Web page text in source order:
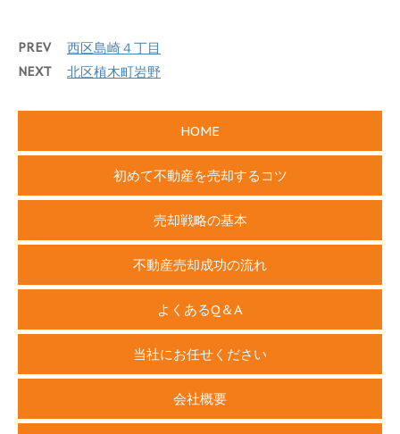
PREV 西区島崎４丁目
NEXT 北区植木町岩野
HOME
初めて不動産を売却するコツ
売却戦略の基本
不動産売却成功の流れ
よくあるQ＆A
当社にお任せください
会社概要